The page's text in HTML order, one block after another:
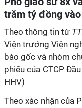
trăm tỷ đồng
Theo thông tin từ
Viện trưởng Viện
bào gốc và nhóm
phiếu của CTCP
HHV)
Theo xác nhận của